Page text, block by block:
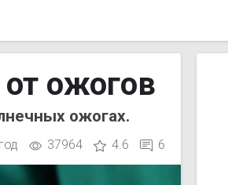
ожогов
ожогах.
37964 4.6 6